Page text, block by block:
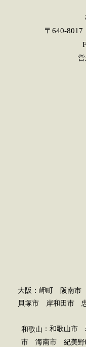
〒640-
営
大阪：岬町 阪南
貝塚市 岸和田市
和歌山 ：和歌山
市 海南市 紀美